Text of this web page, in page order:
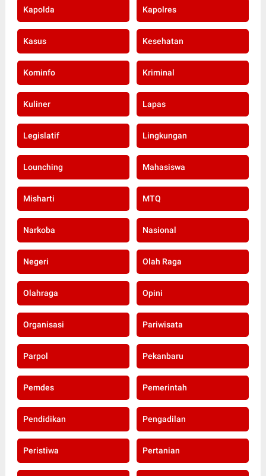
Kapolda Kapolres
Kasus Kesehatan
Kominfo Kriminal
Kuliner Lapas
Legislatif Lingkungan
Lounching Mahasiswa
Misharti MTQ
Narkoba Nasional
Negeri Olah Raga
Olahraga Opini
Organisasi Pariwisata
Parpol Pekanbaru
Pemdes Pemerintah
Pendidikan Pengadilan
Peristiwa Pertanian